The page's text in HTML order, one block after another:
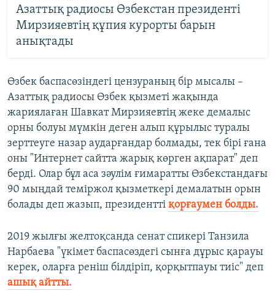
Азаттық радиосы Өзбекстан президенті
Мирзияевтің құпия курорты барын
анықтады
Өзбек баспасөзіндегі цензураның бір мысалы –
Азаттық радиосы Өзбек қызметі жақында
жариялаған Шавкат Мирзияевтің жеке демалыс
орны болуы мүмкін деген алып құрылыс туралы
зерттеуге назар аударғандар болмады, тек бірі ғана
оны "Интернет сайтта жарық көрген ақпарат" деп
берді. Олар бұл аса зәулім ғимаратты Өзбекстандағы
90 мыңдай теміржол қызметкері демалатын орын
болады деп жазып, президентті қорғаумен болды.
2019 жылғы желтоқсанда сенат спикері Танзила
Нарбаева "үкімет баспасөздегі сынға дұрыс қарауы
керек, оларға реніш білдіріп, қорқытпауы тиіс" деп
ашық айтты.